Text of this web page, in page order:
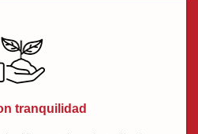
tranquilidad